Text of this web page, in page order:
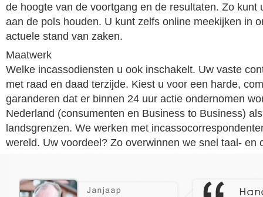
de hoogte van de voortgang en de resultaten. Zo kunt
aan de pols houden. U kunt zelfs online meekijken in
actuele stand van zaken.
Maatwerk
Welke incassodiensten u ook inschakelt. Uw vaste
met raad en daad terzijde. Kiest u voor een harde,
garanderen dat er binnen 24 uur actie ondernomen
Nederland (consumenten en Business to Business)
landsgrenzen. We werken met
wereld. Uw voordeel? Zo overwinnen we snel taal- en